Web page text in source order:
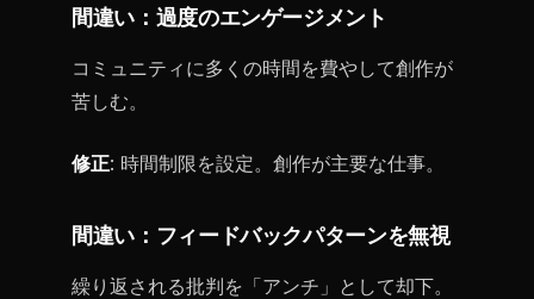
間違い：過度のエンゲージメント
コミュニティに多くの時間を費やして創作が
苦しむ。
修正: 時間制限を設定。創作が主要な仕事。
間違い：フィードバックパターンを無視
繰り返される批判を「アンチ」として却下。